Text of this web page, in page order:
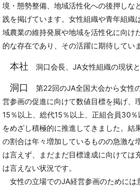
境・態勢整備、地域活性化への後押しな
践を掲げています。女性組織や青年組織
域農業の維持発展や地域を活性化に向け
的な存在であり、その活躍に期待していま
本社 洞口会長、JA女性組織の現状と
洞口
第22回のJA全国大会から女性
営参画の促進に向けて数値目標を掲げ、
15％以上、総代15％以上、正組合員30％
をめざし積極的に推進してきました。結
の割合は年々増加しているものの急激な
は言えず、まだまだ目標達成に向けては
は言えない状況です。
女性の立場でのJA経営参画のためには